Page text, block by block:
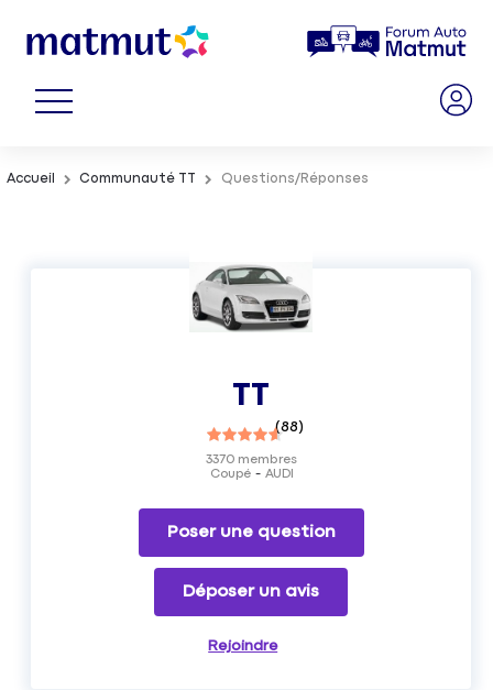
Accueil Communauté TT Questions/Réponses
TT
(88)
Coupé AUDI
3370membres
Poser une question
Déposer un avis
Rejoindre